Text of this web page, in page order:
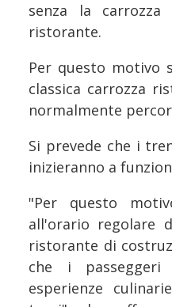
senza la
ristorante.
Per questo motivo
classica carrozza
normalmente
Si prevede che i
inizieranno a
"Per questo
all'orario regolare
ristorante di
che i
esperienze